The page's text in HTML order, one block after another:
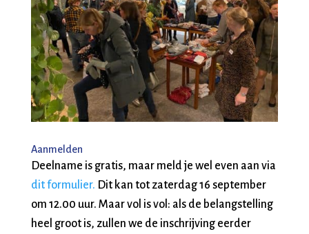
Aanmelden
Deelname is gratis, maar meld je wel even aan via
dit formulier. Dit kan tot zaterdag 16 september
om 12.00 uur. Maar vol is vol: als de belangstelling
heel groot is, zullen we de inschrijving eerder